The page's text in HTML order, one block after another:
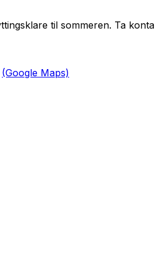
til sommeren. Ta
(Google Maps)